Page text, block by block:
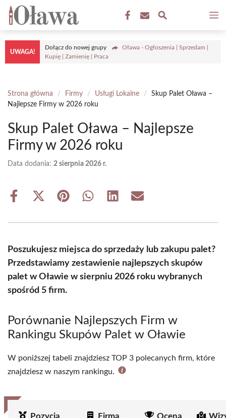
Przejdź
treści
UWAGA!
Dołącz do nowej grupy
Oława - Ogłoszenia | Sprzedam |
Kupię | Zamienię | Praca
Strona główna / Firmy / Usługi Lokalne /
Skup Palet Oława –
Najlepsze Firmy w 2026 roku
Skup Palet Oława – Najlepsze
Firmy w 2026 roku
Data dodania: 2 sierpnia 2026 r.
Share
Share
(Twitter)
Share Share Share Share
Poszukujesz miejsca do sprzedaży lub zakupu palet?
Przedstawiamy zestawienie najlepszych skupów
palet w Oławie w sierpniu 2026 roku wybranych
spośród 5 firm.
Porównanie Najlepszych Firm w
Rankingu Skupów Palet w Oławie
W poniższej tabeli znajdziesz TOP 3 polecanych firm, które
znajdziesz w naszym rankingu.
Pozycja Firma Ocena